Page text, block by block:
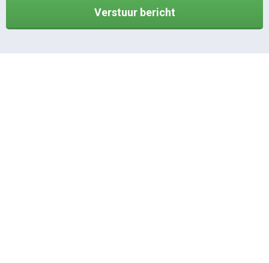
Verstuur bericht